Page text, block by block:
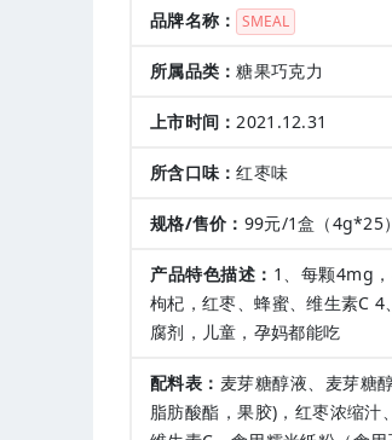
品牌名称： SMEAL
所属品类：糖果巧克力
上市时间：2021.12.31
所含口味：红枣味
规格/售价： 99元/1盒（4g*25）
产品特色描述： 1、每颗4mg
枸杞，红枣、蜂蜜、维生素C
腐剂，儿童，孕妈都能吃
配料表： 麦芽糖醇液、麦芽糖
脂肪酸酯，果胶)，红枣浓缩汁